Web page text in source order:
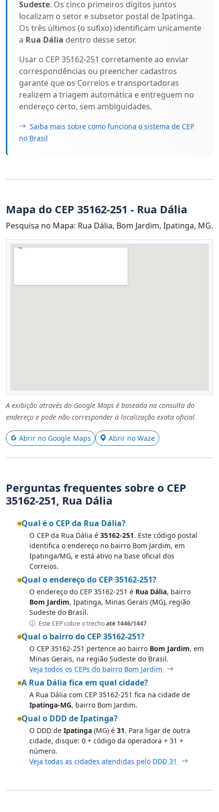
Sudeste. Os cinco primeiros dígitos juntos
localizam o setor e subsetor postal de Ipatinga.
Os três últimos (o sufixo) identificam unicamente
a Rua Dália dentro desse setor.
Usar o CEP 35162-251 corretamente ao enviar
correspondências ou preencher cadastros
garante que os Correios e transportadoras
realizem a triagem automática e entreguem no
endereço certo, sem ambiguidades.
Saiba mais sobre como funciona o sistema de CEP
no Brasil
Mapa do CEP 35162-251 - Rua Dália
Pesquisa no Mapa: Rua Dália, Bom Jardim, Ipatinga, MG.
A exibição através do Google Maps é baseada na consulta do
endereço e pode não corresponder à localização exata oficial.
Abrir no Google Maps Abrir no Waze
Perguntas frequentes sobre o CEP
35162-251, Rua Dália
Qual é o CEP da Rua Dália?
O CEP da Rua Dália é 35162-251. Este código postal
identifica o endereço no bairro Bom Jardim, em
Ipatinga/MG, e está ativo na base oficial dos
Correios.
Qual o endereço do CEP 35162-251?
O endereço do CEP 35162-251 é Rua Dália, bairro
Bom Jardim, Ipatinga, Minas Gerais (MG), região
Sudeste do Brasil.
Este CEP cobre o trechoaté 1446/1447.
Qual o bairro do CEP 35162-251?
O CEP 35162-251 pertence ao bairro Bom Jardim, em
Minas Gerais, na região Sudeste do Brasil.
Veja todos os CEPs do bairro Bom Jardim
A Rua Dália fica em qual cidade?
A Rua Dália com CEP 35162-251 fica na cidade de
Ipatinga-MG, bairro Bom Jardim.
Qual o DDD de Ipatinga?
O DDD de Ipatinga (MG) é 31. Para ligar de outra
cidade, disque: 0 + código da operadora + 31 +
número.
Veja todas as cidades atendidas pelo DDD 31